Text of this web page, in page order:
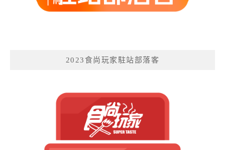
2023食尚玩家駐站部落客